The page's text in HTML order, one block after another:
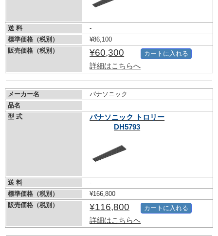
送 料
-
標準価格（税別）
¥86,100
販売価格（税別）
¥60,300
詳細はこちらへ
カートに入れる
メーカー名
パナソニック
品名
型 式
パナソニック トロリー
DH5793
送 料
-
標準価格（税別）
¥166,800
販売価格（税別）
¥116,800
詳細はこちらへ
カートに入れる